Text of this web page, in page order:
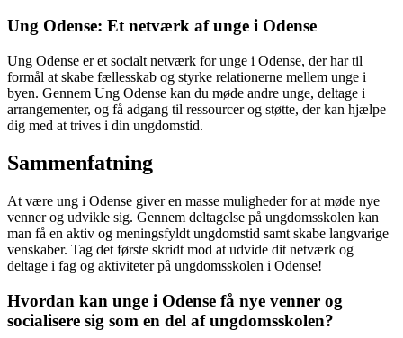
Ung Odense: Et netværk af unge i Odense
Ung Odense er et socialt netværk for unge i Odense, der har til
formål at skabe fællesskab og styrke relationerne mellem unge i
byen. Gennem Ung Odense kan du møde andre unge, deltage i
arrangementer, og få adgang til ressourcer og støtte, der kan hjælpe
dig med at trives i din ungdomstid.
Sammenfatning
At være ung i Odense giver en masse muligheder for at møde nye
venner og udvikle sig. Gennem deltagelse på ungdomsskolen kan
man få en aktiv og meningsfyldt ungdomstid samt skabe langvarige
venskaber. Tag det første skridt mod at udvide dit netværk og
deltage i fag og aktiviteter på ungdomsskolen i Odense!
Hvordan kan unge i Odense få nye venner og
socialisere sig som en del af ungdomsskolen?